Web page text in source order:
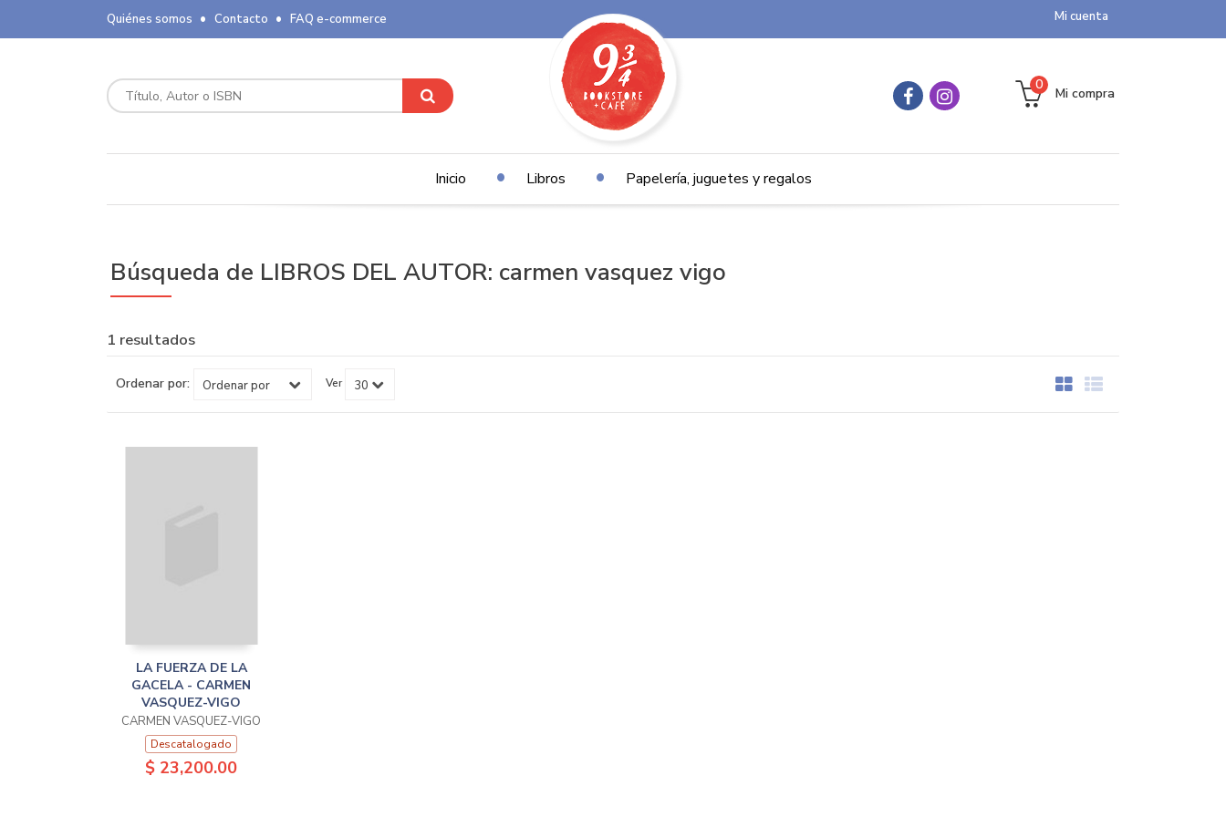
Mi cuenta
Quiénes somos Contacto FAQ e-commerce
Mi compra
0
Inicio Libros Papelería, juguetes y regalos
Búsqueda de LIBROS DEL AUTOR: carmen vasquez vigo
1 resultados
Ordenar por: Ver
LA FUERZA DE LA
GACELA - CARMEN
VASQUEZ-VIGO
CARMEN VASQUEZ-VIGO
Descatalogado
$ 23,200.00